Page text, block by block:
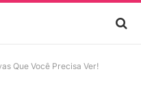
Que Você Precisa Ver!